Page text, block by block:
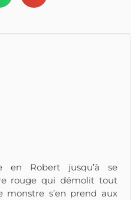
en Robert jusqu’à se
rouge qui démolit tout
monstre s’en prend aux